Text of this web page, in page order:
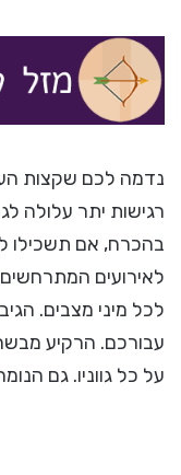
נדמה לכם שקצות
רגישות יתר עלולה
בהכרח, אם תשכילו
לאירועים המתרחשים
לכל מיני מצבים.
עבורכם. הרקיע
על כל גווניו. גם